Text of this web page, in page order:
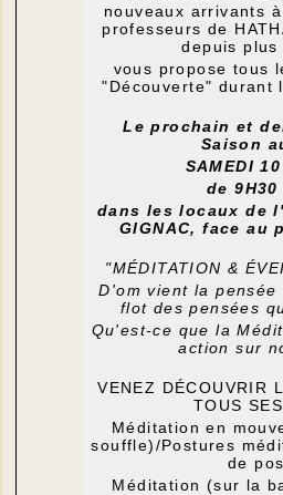
nouveaux arrivants
professeurs de
depuis plus
vous propose tous
"Découverte" durant
Le prochain et
Saison
SAMEDI
de 9H30
dans les locaux de
GIGNAC, face au
"MÉDITATION &
D'om vient la pensée
flot des pensées
Qu'est-ce que la
action sur
VENEZ DÉCOUVRIR
TOUS
Méditation en
souffle)/Postures
de
Méditation (sur la